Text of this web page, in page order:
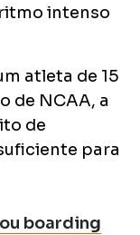
intenso
atleta de 15
de NCAA, a
de
para
boarding